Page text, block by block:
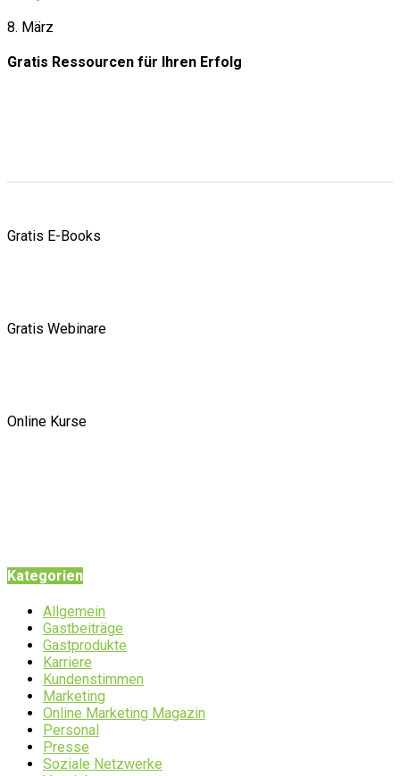
8. März
Gratis Ressourcen für Ihren Erfolg
Gratis E-Books
Gratis Webinare
Online Kurse
Kategorien
Allgemein
Gastbeiträge
Gastprodukte
Karriere
Kundenstimmen
Marketing
Online Marketing Magazin
Personal
Presse
Soziale Netzwerke